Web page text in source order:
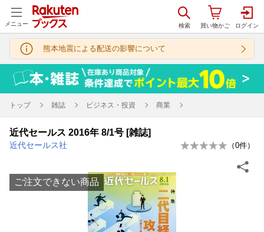
メニュー
熊本地震による配送の影響について
トップ 雑誌 ビジネス・投資 商業
近代セールス 2016年 8/1号 [雑誌]
近代セールス社 （0件）
ご注文できない商品